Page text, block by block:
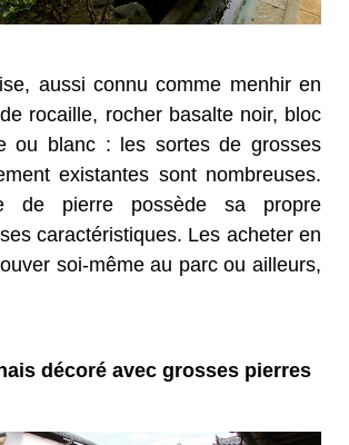
aussi connu comme menhir en
rocaille, rocher basalte noir, bloc
ou blanc : les sortes de grosses
existantes sont nombreuses.
de pierre possède sa propre
caractéristiques. Les acheter en
soi-même au parc ou ailleurs,
décoré avec grosses pierres